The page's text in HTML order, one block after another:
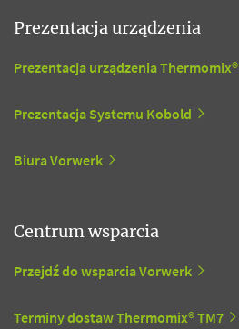
Prezentacja urządzenia
Prezentacja urządzenia Thermomix®
Prezentacja Systemu Kobold
Biura Vorwerk
Centrum wsparcia
Przejdź do wsparcia Vorwerk
Terminy dostaw Thermomix® TM7